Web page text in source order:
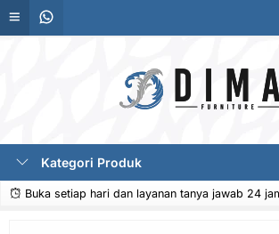
Kategori Produk
Buka setiap hari dan layanan tanya jawab 24